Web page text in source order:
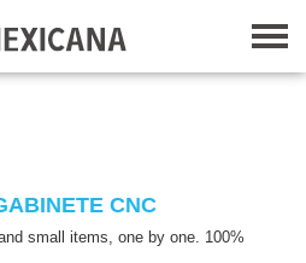
CNC
small items, one by one. 100%